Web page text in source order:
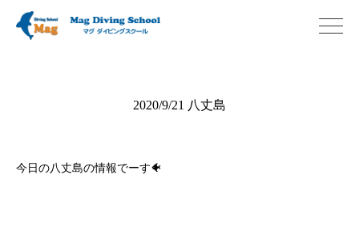
2020/9/21 八丈島
今日の八丈島の情報でーす🐠